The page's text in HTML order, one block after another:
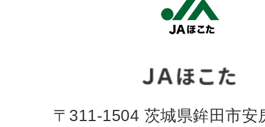
〒311-1504 茨城県鉾田市安